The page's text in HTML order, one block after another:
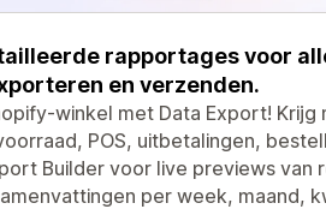
rapportages voor
en verzenden.
winkel met Data Export!
POS, uitbetalingen,
Builder voor live previews van
per week, maand,